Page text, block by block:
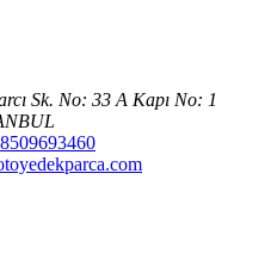
Sk. No: 33 A Kapı No: 1